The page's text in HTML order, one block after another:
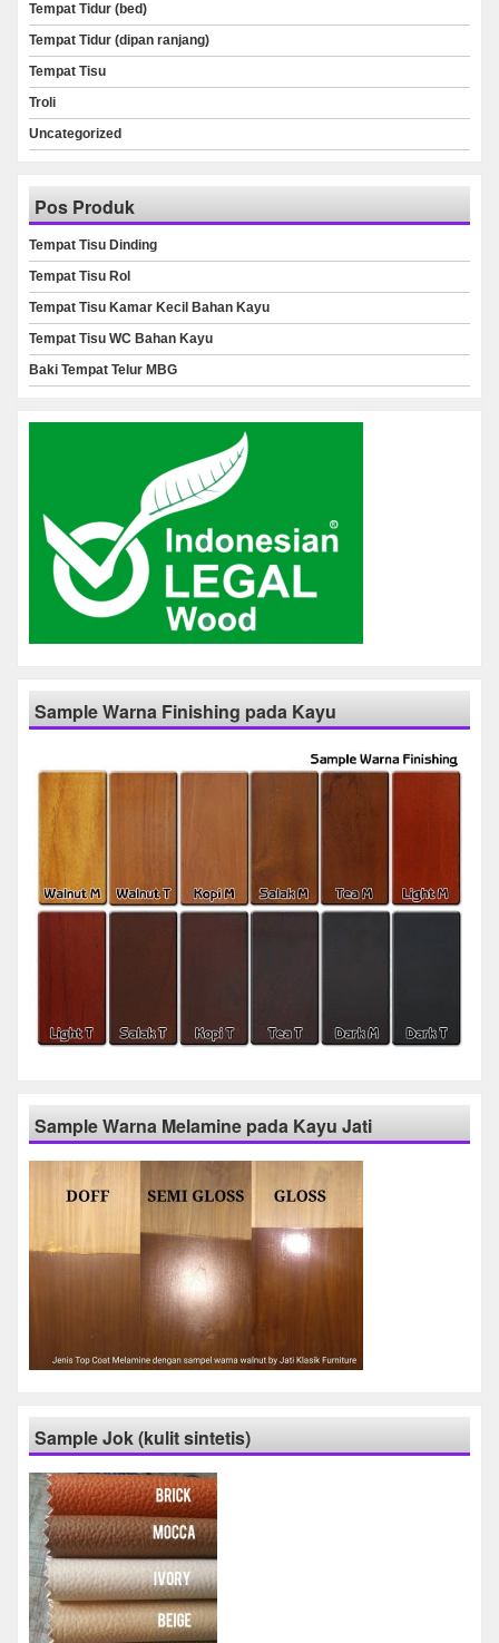
Tempat Tidur (bed)
Tempat Tidur (dipan ranjang)
Tempat Tisu
Troli
Uncategorized
Pos Produk
Tempat Tisu Dinding
Tempat Tisu Rol
Tempat Tisu Kamar Kecil Bahan Kayu
Tempat Tisu WC Bahan Kayu
Baki Tempat Telur MBG
Sample Warna Finishing pada Kayu
Sample Warna Melamine pada Kayu Jati
Sample Jok (kulit sintetis)